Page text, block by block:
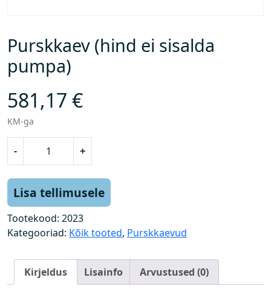
Purskkaev (hind ei sisalda
pumpa)
581,17 €
KM-ga
-
k
k
a
h
+
Lisa tellimusele
Tootekood: 2023
Kategooriad: Kõik tooted, Purskkaevud
Kirjeldus Lisainfo Arvustused (0)